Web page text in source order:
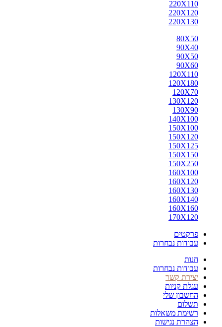
220X110
220X120
220X130
80X50
90X40
90X50
90X60
120X110
120X180
120X70
130X120
130X90
140X100
150X100
150X120
150X125
150X150
150X250
160X100
160X120
160X130
160X140
160X160
170X120
פרקטים
עבודות נבחרות
חנות
עבודות נבחרות
יצירת קשר
עגלת קניות
החשבון שלי
תשלום
רשימת משאלות
הצהרת נגישות